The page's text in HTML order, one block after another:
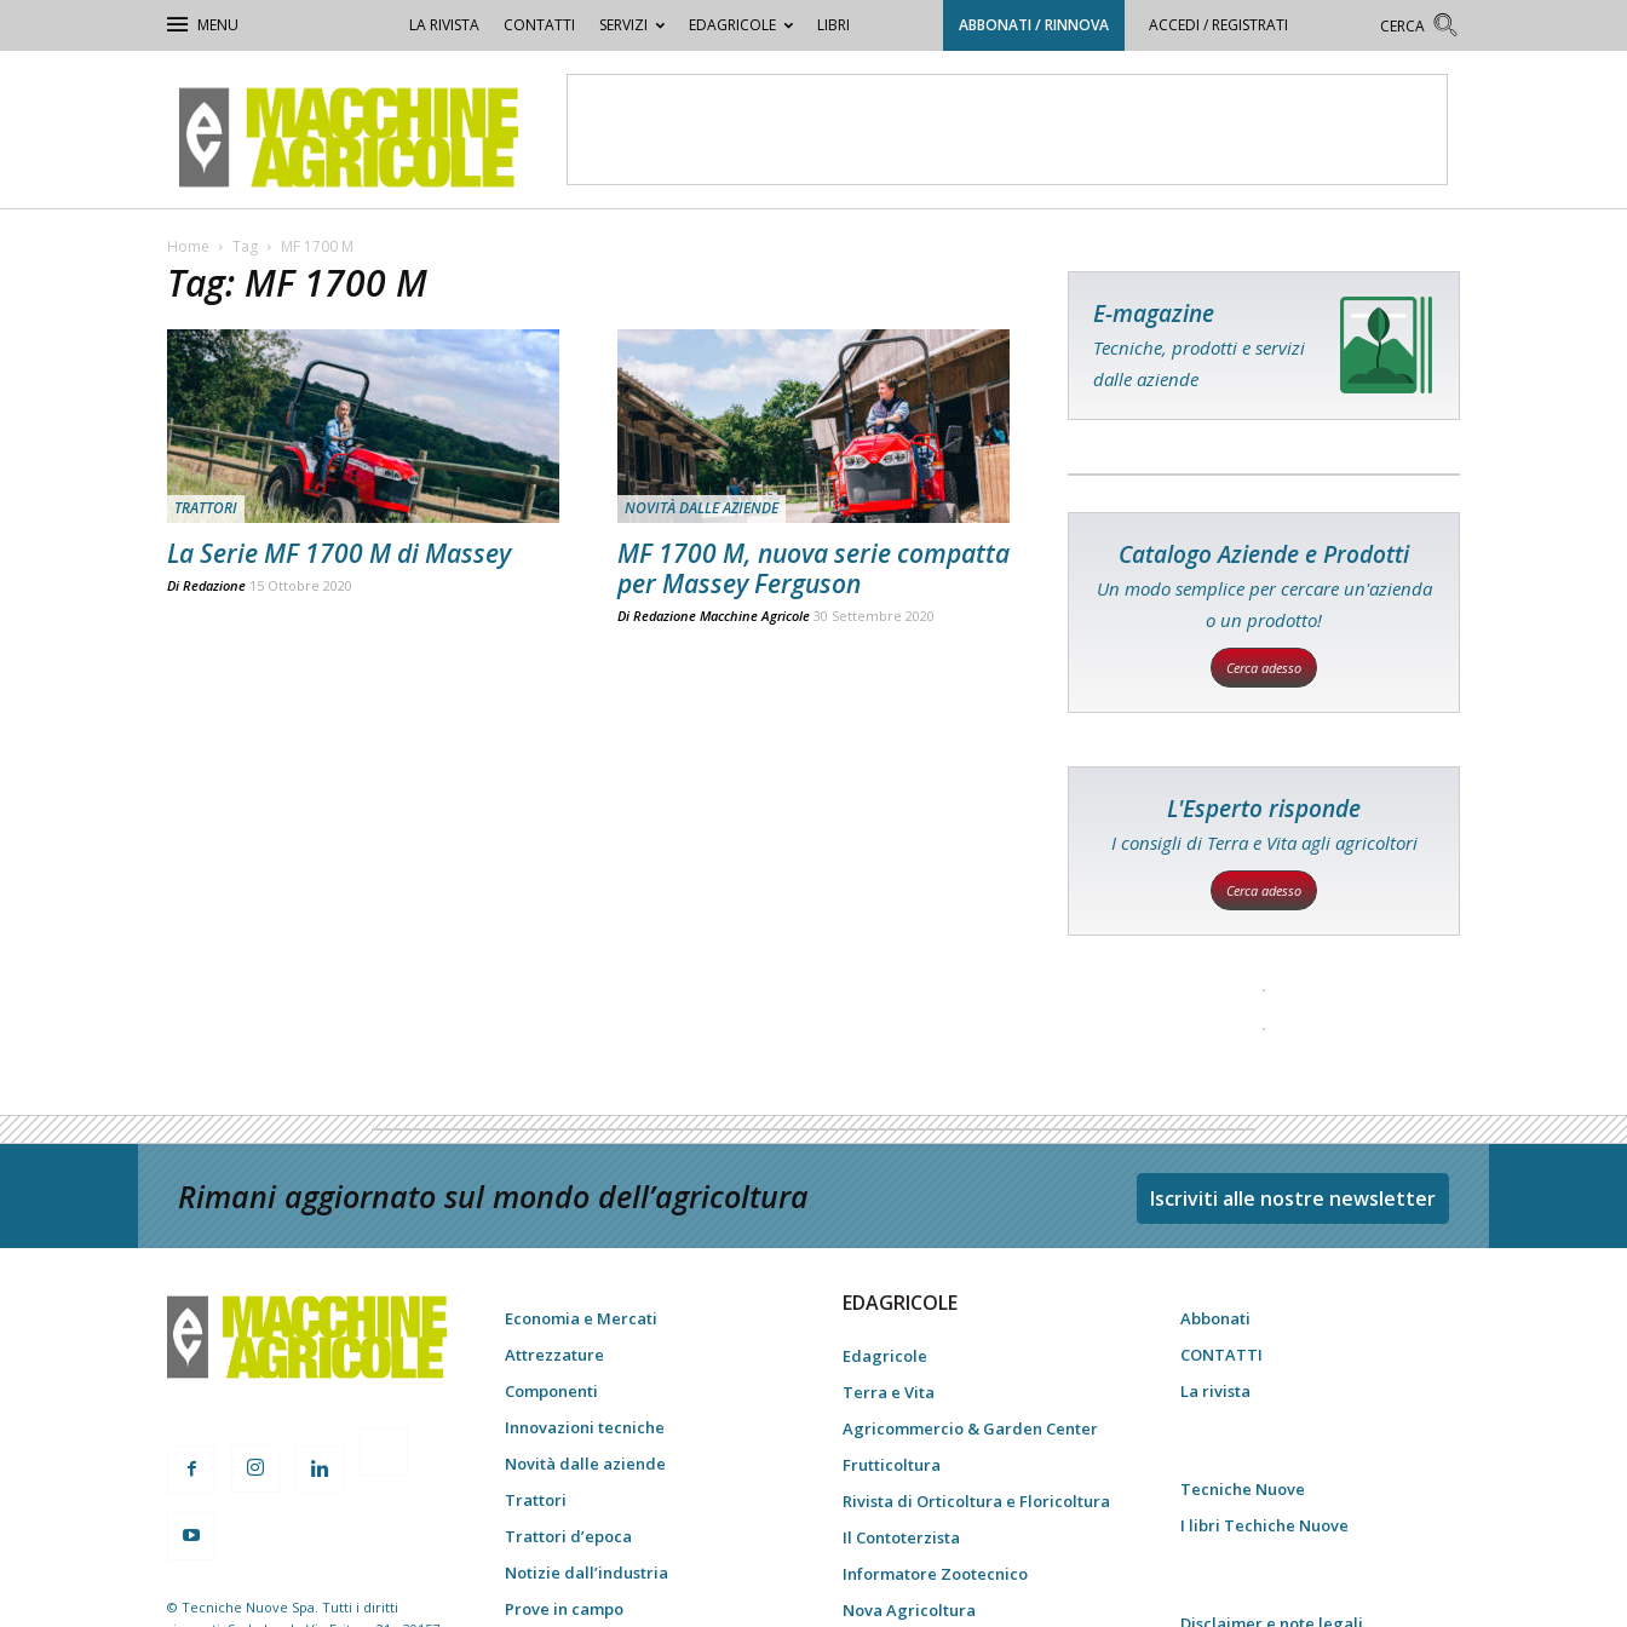
LA RIVISTA CONTATTI SERVIZI EDAGRICOLE LIBRI ABBONATI / RINNOVA ACCEDI / REGISTRATI
Macchine
Agricole
Home Tag MF 1700 M
Tag: MF 1700 M
TRATTORI
La Serie MF 1700 M di Massey
Di Redazione 15 Ottobre 2020
NOVITÀ DALLE AZIENDE
MF 1700 M, nuova serie compatta
per Massey Ferguson
Di Redazione Macchine Agricole 30 Settembre 2020
E-magazine
Tecniche, prodotti e servizi
dalle aziende
Catalogo Aziende e Prodotti
Un modo semplice per cercare un'azienda
o un prodotto!
Cerca adesso
L'Esperto risponde
I consigli di Terra e Vita agli agricoltori
Cerca adesso
Rimani aggiornato sul mondo dell’agricoltura Iscriviti alle nostre newsletter
© Tecniche Nuove Spa. Tutti i diritti
Economia e Mercati
Attrezzature
Componenti
Innovazioni tecniche
Novità dalle aziende
Trattori
Trattori d’epoca
Notizie dall’industria
Prove in campo
EDAGRICOLE
Edagricole
Terra e Vita
Agricommercio & Garden Center
Frutticoltura
Rivista di Orticoltura e Floricoltura
Il Contoterzista
Informatore Zootecnico
Nova Agricoltura
Abbonati
CONTATTI
La rivista
Tecniche Nuove
I libri Techiche Nuove